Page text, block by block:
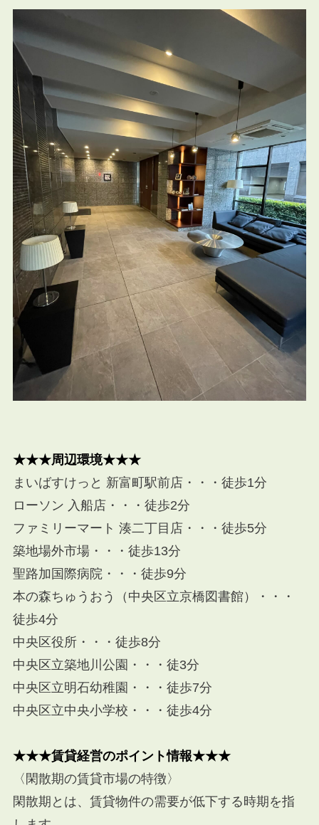
★★★周辺環境★★★
まいばすけっと 新富町駅前店・・・徒歩1分
ローソン 入船店・・・徒歩2分
ファミリーマート 湊二丁目店・・・徒歩5分
築地場外市場・・・徒歩13分
聖路加国際病院・・・徒歩9分
本の森ちゅうおう（中央区立京橋図書館）
・
・・
徒歩4分
中央区役所・・・徒歩8分
中央区立築地川公園・・・徒3分
中央区立明石幼稚園・・・徒歩7分
中央区立中央小学校・・・徒歩4分
★★★賃貸経営のポイント情報★★★
〈閑散期の賃貸市場の特徴〉
閑散期とは、賃貸物件の需要が低下する時期を指